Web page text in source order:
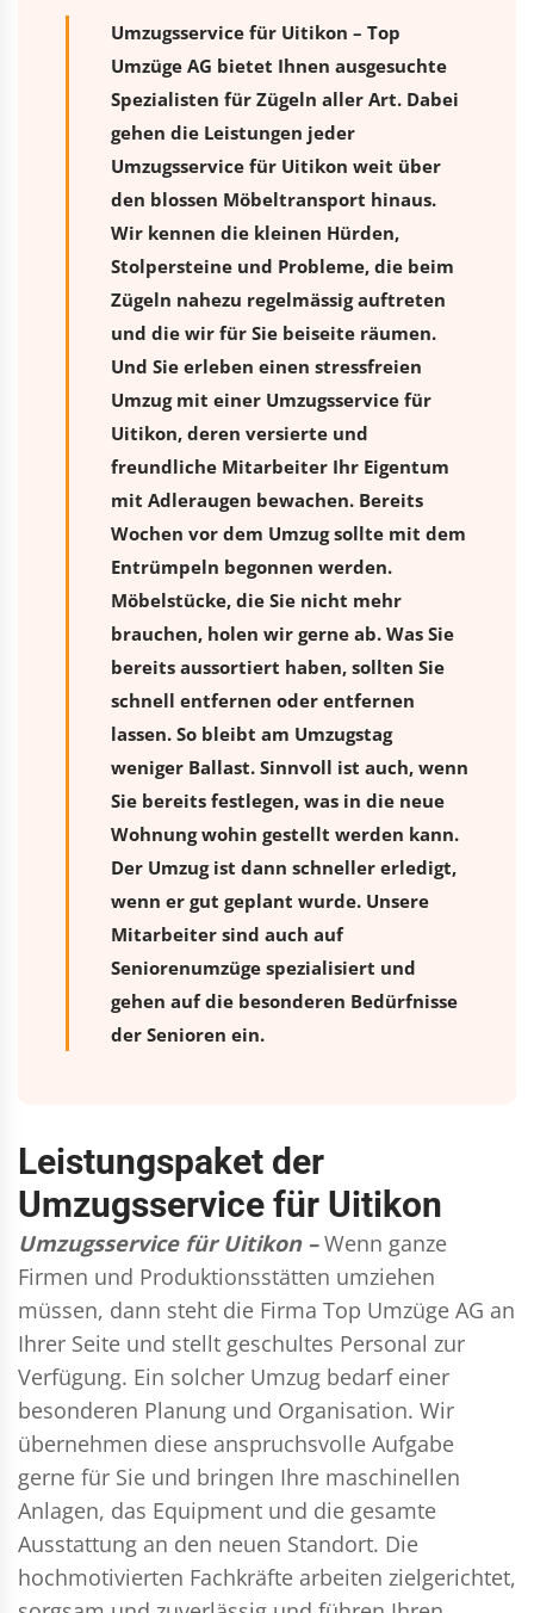
Umzugsservice für Uitikon – Top
Umzüge AG bietet Ihnen ausgesuchte
Spezialisten für Zügeln aller Art. Dabei
gehen die Leistungen jeder
Umzugsservice für Uitikon weit über
den blossen Möbeltransport hinaus.
Wir kennen die kleinen Hürden,
Stolpersteine und Probleme, die beim
Zügeln nahezu regelmässig auftreten
und die wir für Sie beiseite räumen.
Und Sie erleben einen stressfreien
Umzugmit einer Umzugsservice für
Uitikon, deren versierte und
freundliche Mitarbeiter Ihr Eigentum
mit Adleraugen bewachen. Bereits
Wochen vor dem Umzug sollte mit dem
Entrümpeln begonnen werden.
Möbelstücke, die Sie nicht mehr
brauchen, holen wir gerne ab. Was Sie
bereits aussortiert haben, sollten Sie
schnell entfernen oder entfernen
lassen. So bleibt am Umzugstag
weniger Ballast. Sinnvoll ist auch, wenn
Sie bereits festlegen, was in die neue
Wohnung wohin gestellt werden kann.
Der Umzug ist dann schneller erledigt,
wenn er gut geplant wurde. Unsere
Mitarbeiter sind auch auf
Seniorenumzüge spezialisiert und
gehen auf die besonderen Bedürfnisse
der Senioren ein.
Leistungspaket der
Umzugsservice für Uitikon
Umzugsservice für Uitikon – Wenn ganze
Firmen und Produktionsstätten umziehen
müssen, dann steht die Firma Top Umzüge AG an
Ihrer Seite und stellt geschultes Personal zur
Verfügung. Ein solcher Umzug bedarf einer
besonderen Planung und Organisation. Wir
übernehmen diese anspruchsvolle Aufgabe
gerne für Sie und bringen Ihre maschinellen
Anlagen, das Equipment und die gesamte
Ausstattung an den neuen Standort. Die
hochmotivierten Fachkräfte arbeiten zielgerichtet,